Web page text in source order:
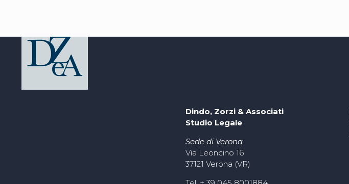
Dindo, Zorzi & Associati
Studio Legale
Sede di Verona
Via Leoncino 16
37121 Verona (VR)